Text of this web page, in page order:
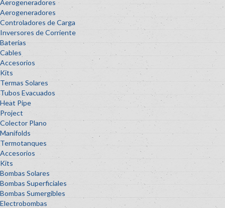
Aerogeneradores
Aerogeneradores
Controladores de Carga
Inversores de Corriente
Baterías
Cables
Accesorios
Kits
Termas Solares
Tubos Evacuados
Heat Pipe
Project
Colector Plano
Manifolds
Termotanques
Accesorios
Kits
Bombas Solares
Bombas Superficiales
Bombas Sumergibles
Electrobombas